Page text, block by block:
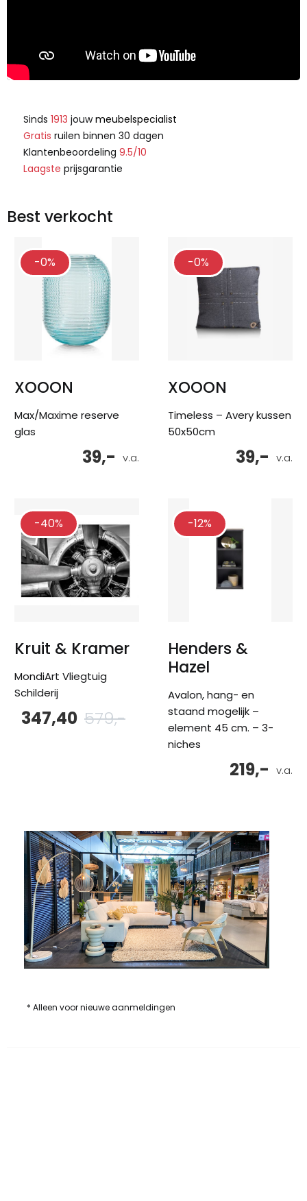
Sinds 1913 jouwmeubelspecialist
Gratis ruilen binnen 30 dagen
Klantenbeoordeling 9.5/10
Laagste prijsgarantie
Best verkocht
-0%
XOOON
Max/Maxime reserve
glas
v.a.
39,-
-0%
XOOON
Timeless – Avery kussen
50x50cm
v.a.
39,-
-40%
Kruit & Kramer
MondiArt Vliegtuig
Schilderij
579,- Oorspronkelijke
347,40 Huidige
347,40.
-12%
Henders &
Hazel
Avalon, hang- en
staand mogelijk –
element 45 cm. – 3-
niches
v.a.
219,-
* Alleen voor nieuwe aanmeldingen